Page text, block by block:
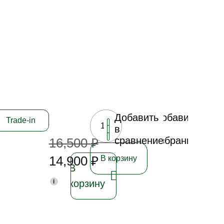
Trade-in
16,500₽
14,900 ₽
i
В
корзину
В корзину
Добавить
в
сравнение
Добавить
избранное